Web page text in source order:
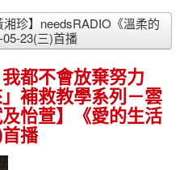
珍】needsRADIO《溫柔的
23(三)首播
都不會放棄努力
」補救教學系列－雲
怡萱】《愛的生活
播